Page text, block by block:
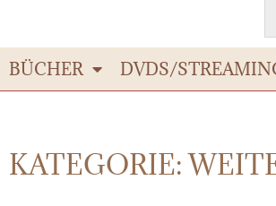
BÜCHER DVDS/
KATEGORIE: